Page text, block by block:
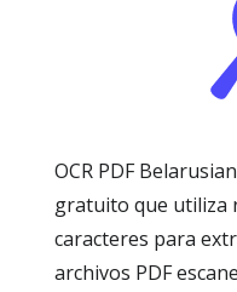
OCR PDF
gratuito que utiliza
caracteres para
archivos PDF